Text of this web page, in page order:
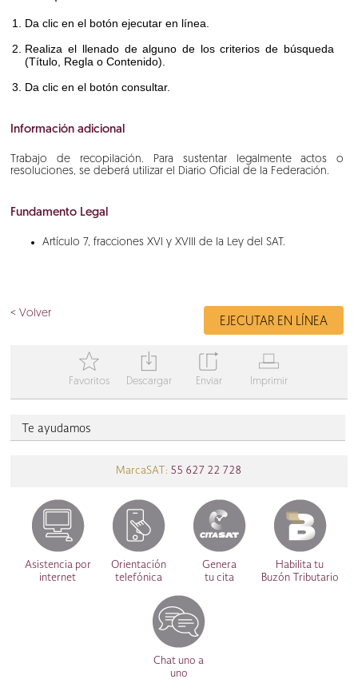
Da clic en el botón ejecutar en línea.
Realiza el llenado de alguno de los criterios de búsqueda
(Título, Regla o Contenido).
Da clic en el botón consultar.
Información adicional
Trabajo de recopilación. Para sustentar legalmente actos o
resoluciones, se deberá utilizar el Diario Oficial de la Federación.
Fundamento Legal
Artículo 7, fracciones XVI y XVIII de la Ley del SAT.
< Volver
EJECUTAR EN LÍNEA
T
Favoritos
Y
Descargar
Z
Enviar
V
Imprimir
Te ayudamos
MarcaSAT: 55 627 22 728
Asistencia por
internet
Orientación
telefónica
Genera
tu cita
Habilita tu
Buzón Tributario
Chat uno a
uno